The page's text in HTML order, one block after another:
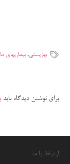
بهزیستی,بیماریهای
برای نوشتن دیدگاه باید
ارتباط با ما